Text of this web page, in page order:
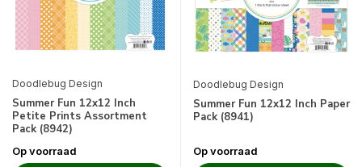
Doodlebug Design
Summer Fun 12x12 Inch
Petite Prints Assortment
Pack (8942)
Op voorraad
Doodlebug Design
Summer Fun 12x12 Inch Paper
Pack (8941)
Op voorraad